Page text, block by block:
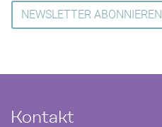
NEWSLETTER ABONNIEREN
Kontakt